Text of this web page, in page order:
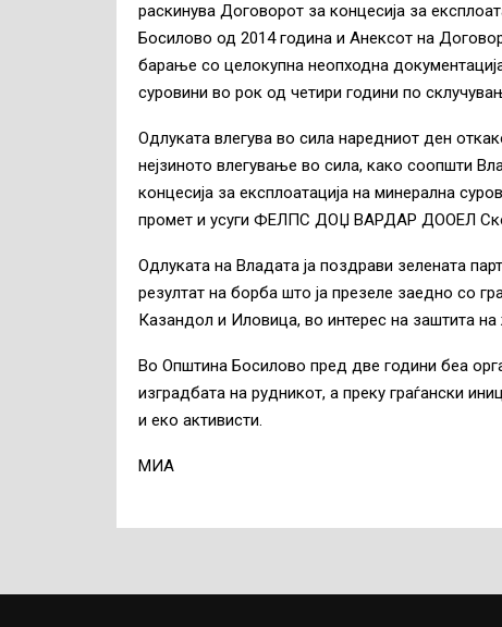
раскинува Договорот за концесија за
Босилово од 2014 година и Анексот на
барање со целокупна неопходна
суровини во рок од четири години по
Одлуката влегува во сила наредниот ден
нејзиното влегување во сила, како соопшти
концесија за експлоатација на минерална
промет и усуги ФЕЛПС ДОЏ ВАРДАР ДООЕЛ
Одлуката на Владата ја поздрави зелената
резултат на борба што ја презеле заедно со
Казандол и Иловица, во интерес на заштита на
Во Општина Босилово пред две години беа
изградбата на рудникот, а преку граѓански
и еко активисти.
МИА